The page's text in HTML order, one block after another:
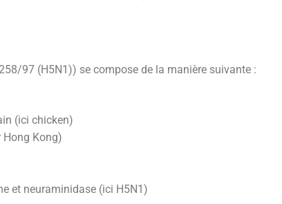
97 (H5N1)) se compose de la manière suivante :
(ici chicken)
Hong Kong)
et neuraminidase (ici H5N1)